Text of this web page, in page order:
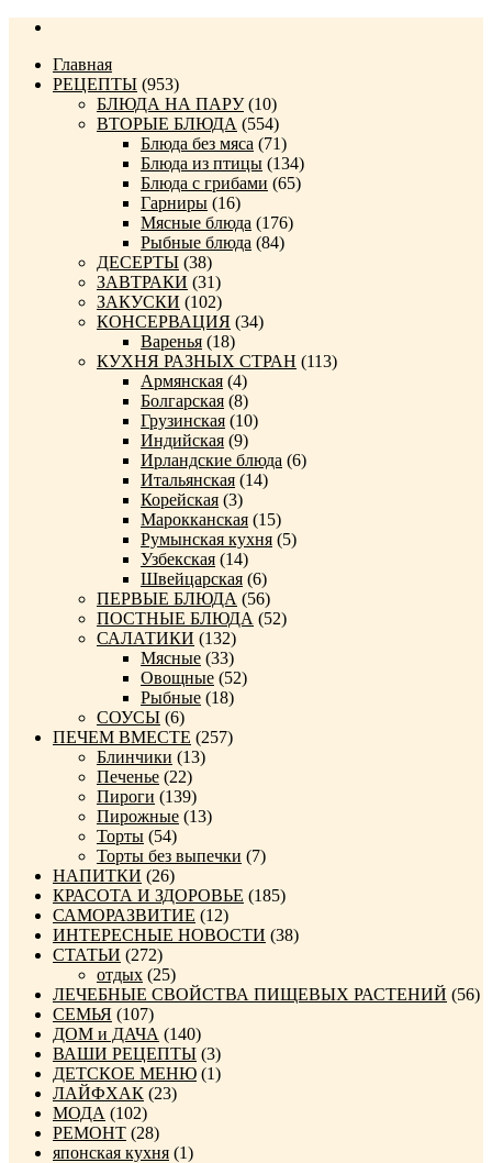
Главная
РЕЦЕПТЫ (953)
БЛЮДА НА ПАРУ(10)
ВТОРЫЕ БЛЮДА (554)
Блюда без мяса (71)
Блюда из птицы (134)
Блюда с грибами (65)
Гарниры (16)
Мясные блюда (176)
Рыбные блюда (84)
ДЕСЕРТЫ (38)
ЗАВТРАКИ (31)
ЗАКУСКИ (102)
КОНСЕРВАЦИЯ (34)
Варенья (18)
КУХНЯ РАЗНЫХ СТРАН (113)
Армянская (4)
Болгарская (8)
Грузинская (10)
Индийская (9)
Ирландские блюда (6)
Итальянская (14)
Корейская (3)
Марокканская (15)
Румынская кухня (5)
Узбекская (14)
Швейцарская (6)
ПЕРВЫЕ БЛЮДА (56)
ПОСТНЫЕ БЛЮДА (52)
САЛАТИКИ (132)
Мясные (33)
Овощные (52)
Рыбные (18)
СОУСЫ (6)
ПЕЧЕМ ВМЕСТЕ (257)
Блинчики (13)
Печенье (22)
Пироги (139)
Пирожные (13)
Торты (54)
Торты без выпечки (7)
НАПИТКИ (26)
КРАСОТА И ЗДОРОВЬЕ (185)
САМОРАЗВИТИЕ (12)
ИНТЕРЕСНЫЕ НОВОСТИ (38)
СТАТЬИ (272)
отдых (25)
ЛЕЧЕБНЫЕ СВОЙСТВА ПИЩЕВЫХ РАСТЕНИЙ (56)
СЕМЬЯ (107)
ДОМ и ДАЧА (140)
ВАШИ РЕЦЕПТЫ (3)
ДЕТСКОЕ МЕНЮ (1)
ЛАЙФХАК (23)
МОДА (102)
РЕМОНТ (28)
японская кухня (1)